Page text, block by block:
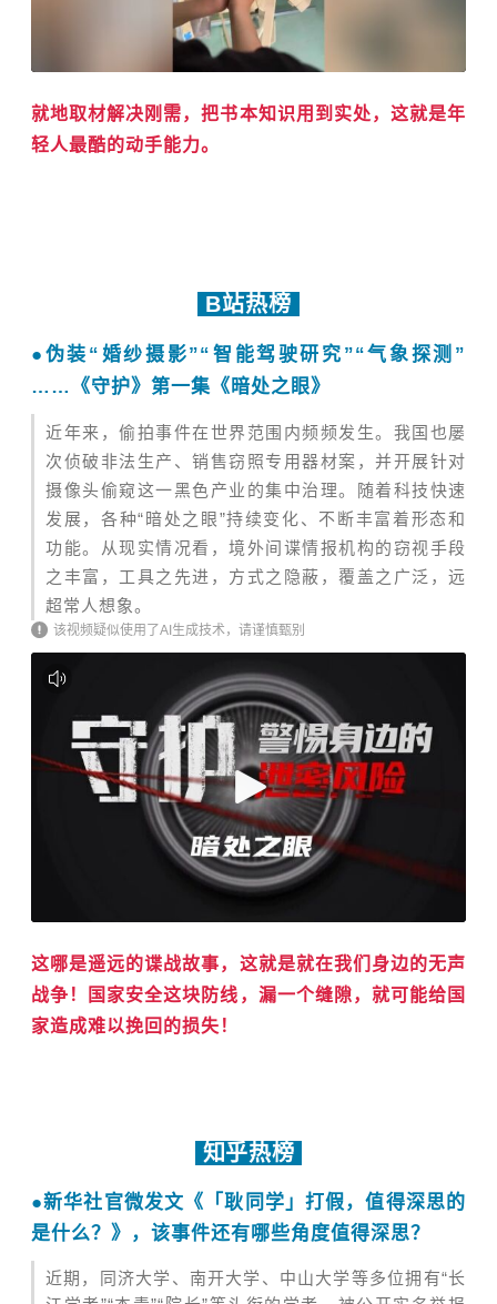
就地取材解决刚需，把书本知识用到实处，这就是年
轻人最酷的动手能力。
B站热榜
● 伪装“婚纱摄影”“智能驾驶研究”“气象探测”
……《守护》第一集《暗处之眼》
近年来，偷拍事件在世界范围内频频发生。我国也屡
次侦破非法生产、销售窃照专用器材案，并开展针对
摄像头偷窥这一黑色产业的集中治理。
随着科技快速
发展，各种“暗处之眼”持续变化、不断丰富着形态和
功能。从现实情况看，境外间谍情报机构的窃视手段
之丰富，工具之先进，方式之隐蔽，覆盖之广泛，远
超常人想象。
该视频疑似使用了AI生成技术，请谨慎甄别
这哪是遥远的谍战故事，这就是就在我们身边的无声
战争！国家安全这块防线，漏一个缝隙，就可能给国
家造成难以挽回的损失！
知乎热榜
●新华社官微发文《「耿同学」打假，值得深思的
是什么？》，该事件还有哪些角度值得深思？
近期， 同济大学、 南开大学、中山大学等多位拥有“长